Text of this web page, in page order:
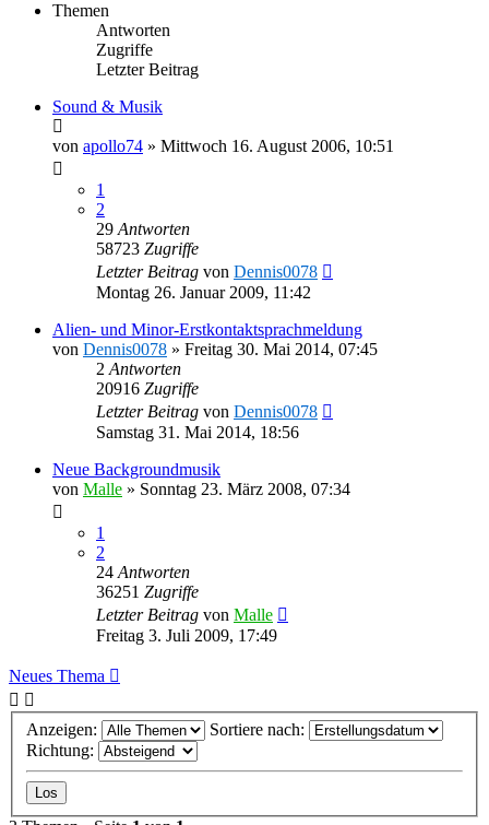
Themen
Antworten
Zugriffe
Letzter Beitrag
Sound & Musik
von apollo74 » Mittwoch 16. August 2006, 10:51
1
2
29 Antworten
58723 Zugriffe
Letzter Beitrag von Dennis0078
Montag 26. Januar 2009, 11:42
Alien- und Minor-Erstkontaktsprachmeldung
von Dennis0078 » Freitag 30. Mai 2014, 07:45
2 Antworten
20916 Zugriffe
Letzter Beitrag von Dennis0078
Samstag 31. Mai 2014, 18:56
Neue Backgroundmusik
von Malle » Sonntag 23. März 2008, 07:34
1
2
24 Antworten
36251 Zugriffe
Letzter Beitrag von Malle
Freitag 3. Juli 2009, 17:49
Neues Thema
Anzeigen:
Sortiere nach:
Richtung: